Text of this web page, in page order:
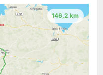
146,2 km